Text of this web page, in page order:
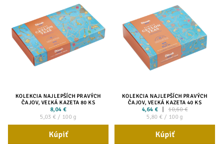
KOLEKCIA NAJLEPŠÍCH PRAVÝCH
ČAJOV, VEĽKÁ KAZETA 80 KS
8,04 €
5,03 € / 100 g
Kúpiť
KOLEKCIA NAJLEPŠÍCH PRAVÝCH
ČAJOV, VEĽKÁ KAZETA 40 KS
4,64 €
10,60 €
5,80 € / 100 g
Kúpiť